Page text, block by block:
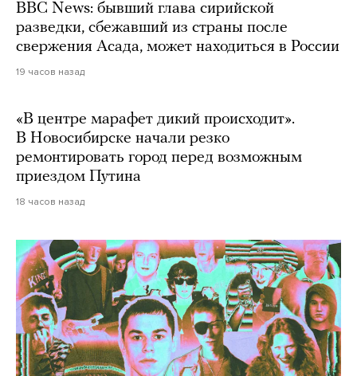
BBC News: бывший глава сирийской
разведки, сбежавший из страны после
свержения Асада, может находиться в России
19 часов назад
«В центре марафет дикий происходит».
В Новосибирске начали резко
ремонтировать город перед возможным
приездом Путина
18 часов назад